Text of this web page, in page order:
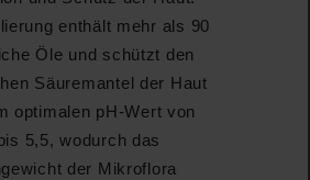
enthält mehr als 90
Öle und schützt den
Säuremantel der Haut
optimalen pH-Wert von
5,5, wodurch das
der Mikroflora